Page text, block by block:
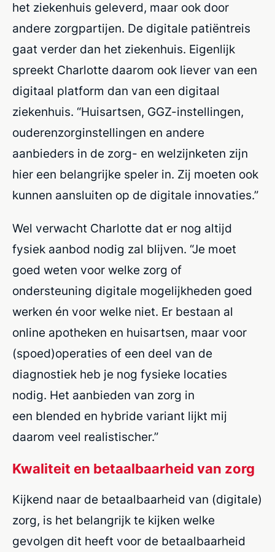
het ziekenhuis geleverd, maar ook door
andere zorgpartijen. De digitale patiëntreis
gaat verder dan het ziekenhuis. Eigenlijk
spreekt Charlotte daarom ook liever van een
digitaal platform dan van een digitaal
ziekenhuis. “Huisartsen, GGZ-instellingen,
ouderenzorginstellingen en andere
aanbieders in de zorg- en welzijnketen zijn
hier een belangrijke speler in. Zij moeten ook
kunnen aansluiten op de digitale innovaties.”
Wel verwacht Charlotte dat er nog altijd
fysiek aanbod nodig zal blijven. “Je moet
goed weten voor welke zorg of
ondersteuning digitale mogelijkheden goed
werken én voor welke niet. Er bestaan al
online apotheken en huisartsen, maar voor
(spoed)operaties of een deel van de
diagnostiek heb je nog fysieke locaties
nodig. Het aanbieden van zorg in
een blended en hybride variant lijkt mij
daarom veel realistischer.”
Kwaliteit en betaalbaarheid van zorg
Kijkend naar de betaalbaarheid van (digitale)
zorg, is het belangrijk te kijken welke
gevolgen dit heeft voor de betaalbaarheid